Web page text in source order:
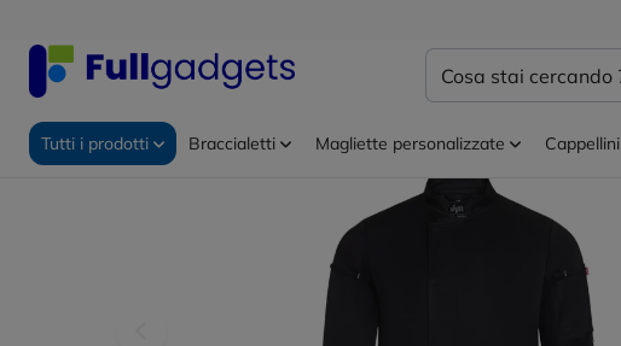
Tutti i prodotti Braccialetti Magliette personalizzate Cappellini